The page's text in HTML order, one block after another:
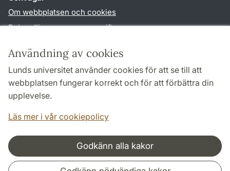
Användning av cookies
Lunds universitet använder cookies för att se till att
webbplatsen fungerar korrekt och för att förbättra din
upplevelse.
Läs mer i vår cookiepolicy
Godkänn alla kakor
Om webbplatsen och cookies
Behandling av personuppgifter
TYPO3-login
Följ oss i sociala medier
Samarbeten och nätverk